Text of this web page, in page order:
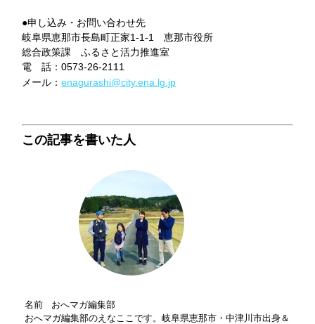
●申し込み・お問い合わせ先
岐阜県恵那市長島町正家1-1-1 恵那市役所
総合政策課 ふるさと活力推進室
電 話：0573-26-2111
メール：enagurashi@city.ena.lg.jp
この記事を書いた人
名前 おへマガ編集部
おへマガ編集部のえなここです。岐阜県恵那市・中津川市出身＆